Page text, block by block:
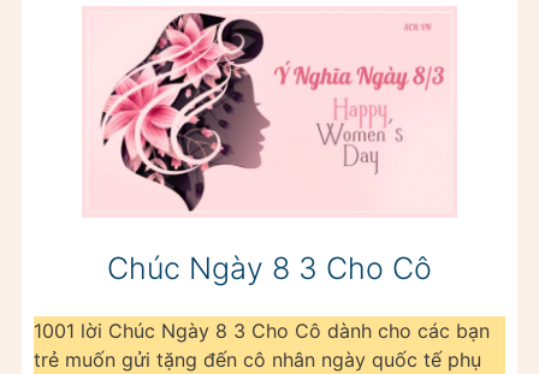
Chúc Ngày 8 3 Cho Cô
1001 lời Chúc Ngày 8 3 Cho Cô dành cho các bạn
trẻ muốn gửi tặng đến cô nhân ngày quốc tế phụ